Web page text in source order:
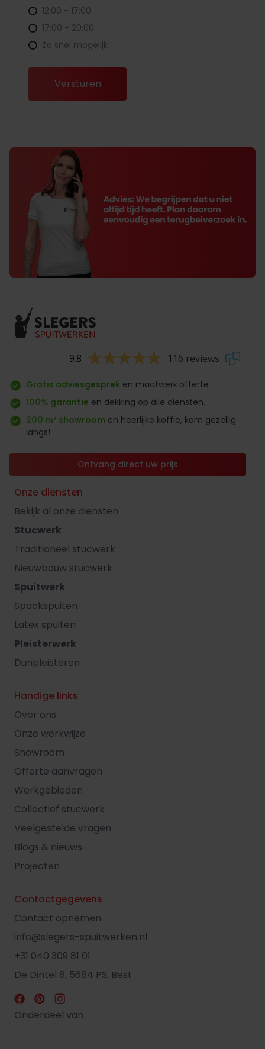
12:00 - 17:00
17:00 - 20:00
Zo snel mogelijk
9.8 116 reviews
Gratis adviesgesprek en maatwerk offerte
100% garantie en dekking op alle diensten.
200 m² showroom en heerlijke koffie, kom gezellig
langs!
Ontvang direct uw prijs
Onze diensten
Bekijk al onze diensten
Stucwerk
Traditioneel stucwerk
Nieuwbouw stucwerk
Spuitwerk
Spackspuiten
Latex spuiten
Pleisterwerk
Dunpleisteren
Handige links
Over ons
Onze werkwijze
Showroom
Offerte aanvragen
Werkgebieden
Collectief stucwerk
Veelgestelde vragen
Blogs & nieuws
Projecten
Contactgegevens
Contact opnemen
info@slegers-spuitwerken.nl
+31 040 309 81 01
De Dintel 8, 5684 PS, Best
Onderdeel van